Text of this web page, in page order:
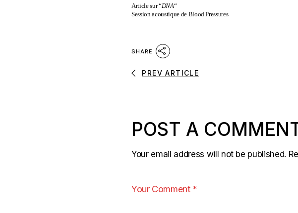
Article sur “DNA“
Session acoustique de Blood Pressures
SHARE
PREV ARTICLE
POST A
Your email address will not be published.